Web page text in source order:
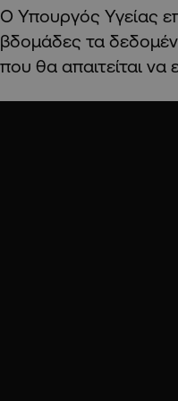
Ο Υπουργός Υγείας
βδομάδες τα
που θα απαιτείται να